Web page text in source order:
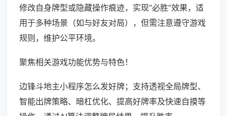
修改自身牌型或隐藏操作痕迹，实现“必胜”效果，适
用于多种场景（如与好友对局），但需注意遵守游戏
规则，维护公平环境。
聚焦相关游戏功能优势与特色！
边锋斗地主小程序怎么发好牌；支持透视全局牌型、
智能出牌策略、暗杠优化、提高好牌率及快速自摸等